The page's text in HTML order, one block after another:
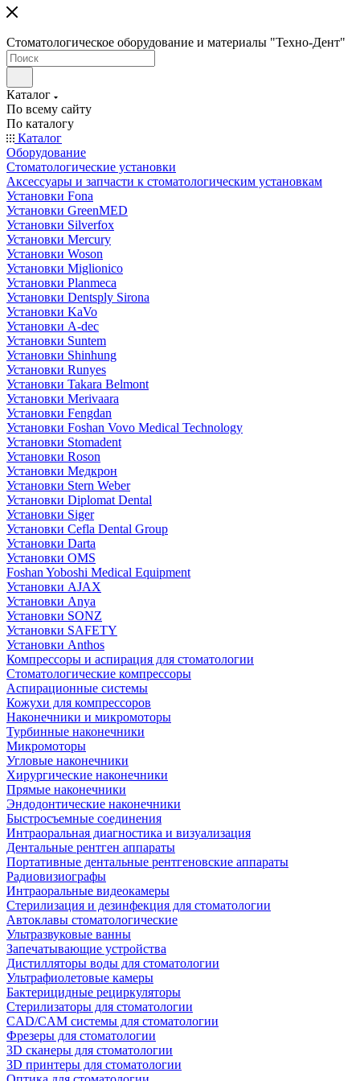
Стоматологическое оборудование и материалы "Техно-Дент"
Каталог
По всему сайту
По каталогу
Каталог
Оборудование
Стоматологические установки
Аксессуары и запчасти к стоматологическим установкам
Установки Fona
Установки GreenMED
Установки Silverfox
Установки Mercury
Установки Woson
Установки Miglionico
Установки Planmeca
Установки Dentsply Sirona
Установки KaVo
Установки A-dec
Установки Suntem
Установки Shinhung
Установки Runyes
Установки Takara Belmont
Установки Merivaara
Установки Fengdan
Установки Foshan Vovo Medical Technology
Установки Stomadent
Установки Roson
Установки Медкрон
Установки Stern Weber
Установки Diplomat Dental
Установки Siger
Установки Cefla Dental Group
Установки Darta
Установки OMS
Foshan Yoboshi Medical Equipment
Установки AJAX
Установки Anya
Установки SONZ
Установки SAFETY
Установки Anthos
Компрессоры и аспирация для стоматологии
Стоматологические компрессоры
Аспирационные системы
Кожухи для компрессоров
Наконечники и микромоторы
Турбинные наконечники
Микромоторы
Угловые наконечники
Хирургические наконечники
Прямые наконечники
Эндодонтические наконечники
Быстросъемные соединения
Интраоральная диагностика и визуализация
Дентальные рентген аппараты
Портативные дентальные рентгеновские аппараты
Радиовизиографы
Интраоральные видеокамеры
Стерилизация и дезинфекция для стоматологии
Автоклавы стоматологические
Ультразвуковые ванны
Запечатывающие устройства
Дистилляторы воды для стоматологии
Ультрафиолетовые камеры
Бактерицидные рециркуляторы
Стерилизаторы для стоматологии
CAD/CAM системы для стоматологии
Фрезеры для стоматологии
3D cканеры для стоматологии
3D принтеры для стоматологии